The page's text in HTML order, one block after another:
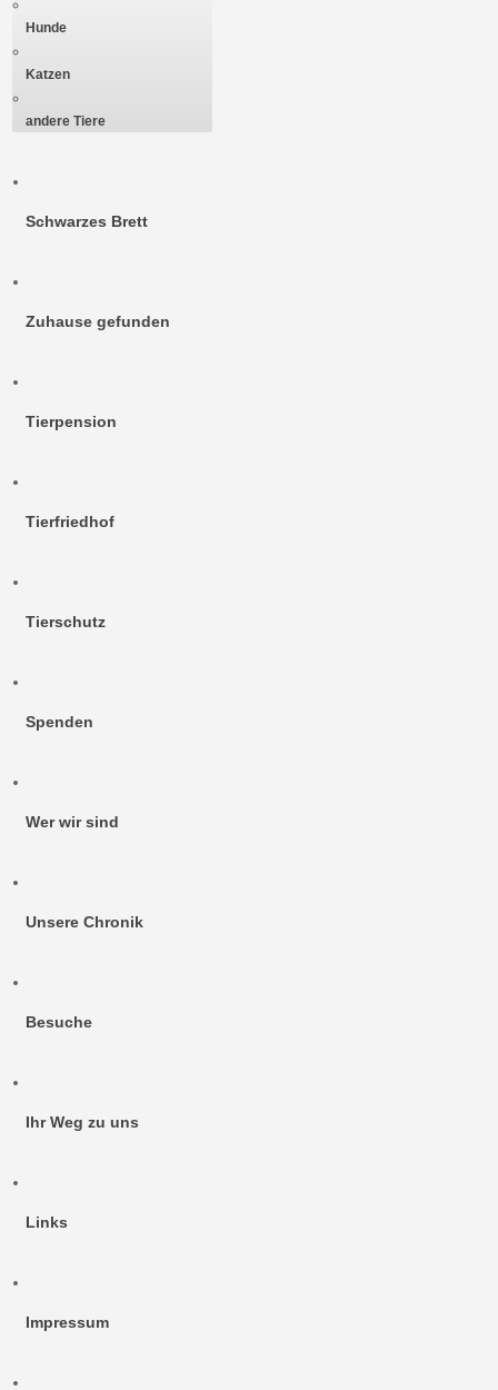
Hunde
Katzen
andere Tiere
Schwarzes Brett
Zuhause gefunden
Tierpension
Tierfriedhof
Tierschutz
Spenden
Wer wir sind
Unsere Chronik
Besuche
Ihr Weg zu uns
Links
Impressum